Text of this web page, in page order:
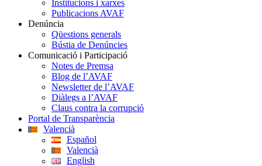
Institucions i xarxes
Publicacions AVAF
Denúncia
Qüestions generals
Bústia de Denúncies
Comunicació i Participació
Notes de Premsa
Blog de l’AVAF
Newsletter de l’AVAF
Diàlegs a l’AVAF
Claus contra la corrupció
Portal de Transparència
Valencià
Español
Valencià
English